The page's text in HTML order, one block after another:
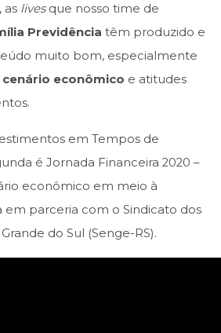
as livesque nosso time de
Previdência têm produzido e
muito bom, especialmente
cenário econômico e atitudes
em Tempos de
é Jornada Financeira 2020 –
econômico em meio à
em parceria com o Sindicato dos
do Sul (Senge-RS).